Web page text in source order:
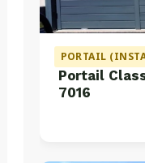
PORTAIL
Portail
7016